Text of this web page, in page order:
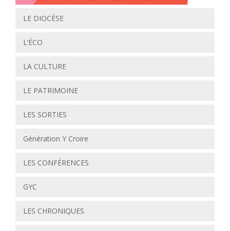
LE DIOCÈSE
L’ÉCO
LA CULTURE
LE PATRIMOINE
LES SORTIES
Génération Y Croire
LES CONFÉRENCES
GYC
LES CHRONIQUES